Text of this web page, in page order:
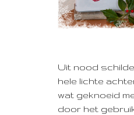
Uit nood
hele lichte
wat geknoeid
door het